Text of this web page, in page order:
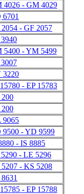
4026 - GM 4029
6701
- GF 2057
5400 - YM 5499
3220
- EP 15783
9065
9500 - YD 9599
- IS 8885
- LE 5296
- KS 5208
- EP 15788